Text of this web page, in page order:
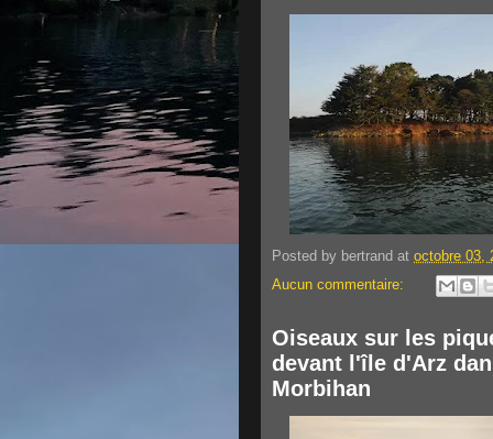
Posted by bertrand at octobre 03,
Aucun commentaire:
Oiseaux sur les
devant l'île d'Arz
Morbihan